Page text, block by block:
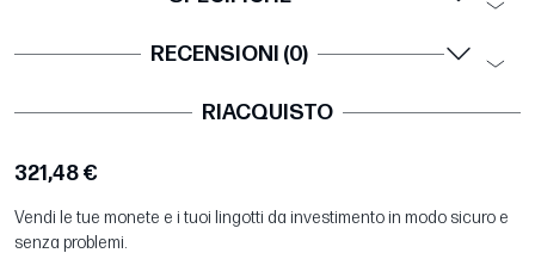
RECENSIONI (0)
RIACQUISTO
321,48 €
Vendi le tue monete e i tuoi lingotti da investimento in modo sicuro e
senza problemi.